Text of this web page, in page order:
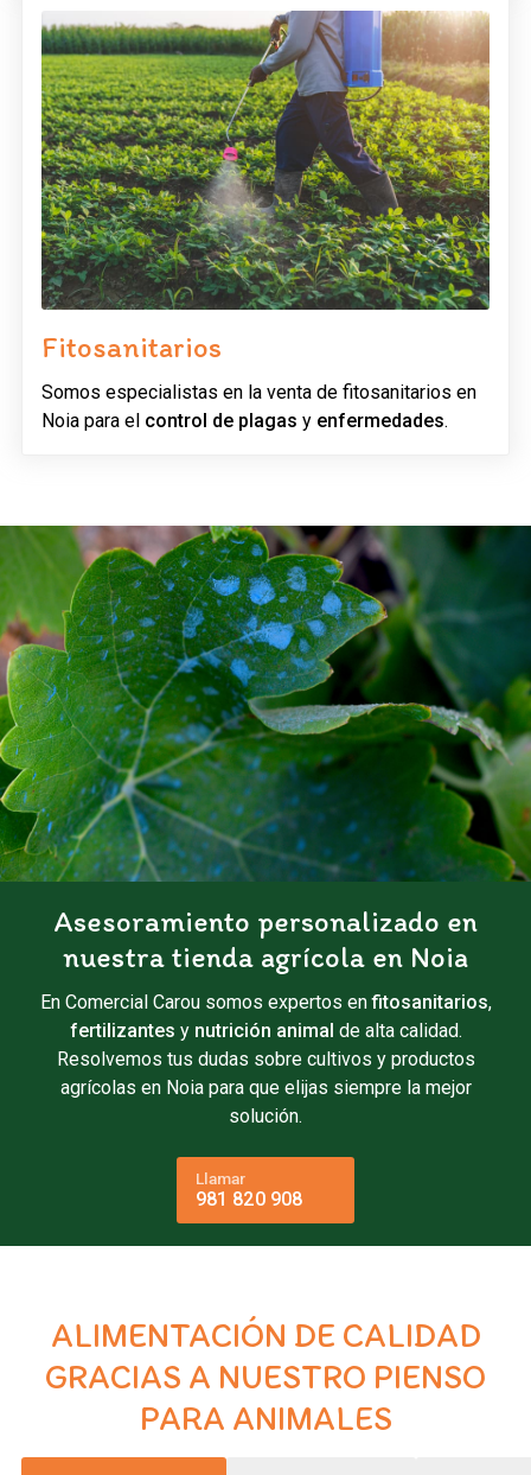
Fitosanitarios
Somos especialistas en la venta de fitosanitarios en
Noia para el control de plagas y enfermedades.
Asesoramiento personalizado en
nuestra tienda agrícola en Noia
En Comercial Carou somos expertos enfitosanitarios,
fertilizantes y nutrición animal de alta calidad.
Resolvemos tus dudas sobre cultivos y productos
agrícolas en Noia para que elijas siempre la mejor
solución.
Llamar
981 820 908
ALIMENTACIÓN DE CALIDAD
GRACIAS A NUESTRO PIENSO
PARA ANIMALES